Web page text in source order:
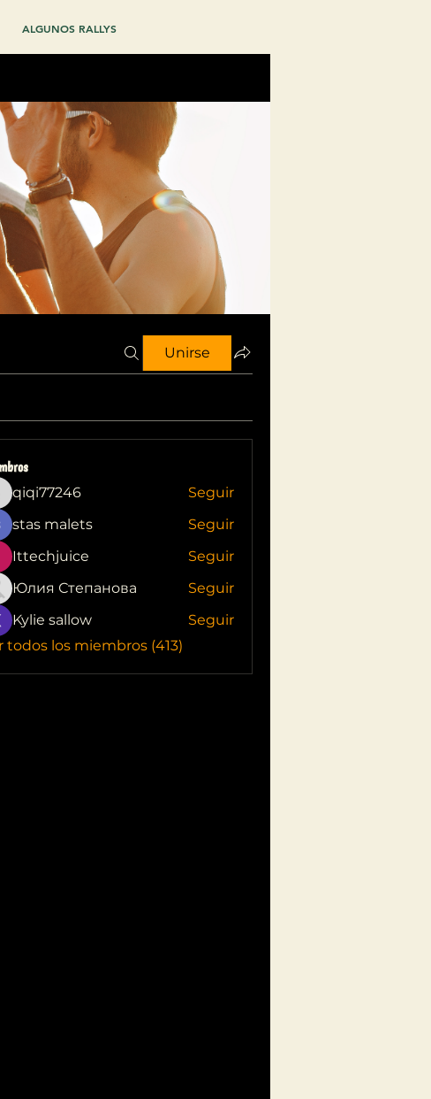
ALGUNOS RALLYS
Unirse
qiqi77246
Seguir
stas malets
Seguir
Ittechjuice
Seguir
Юлия Степанова
Seguir
Kylie sallow
Seguir
todos los miembros (413)